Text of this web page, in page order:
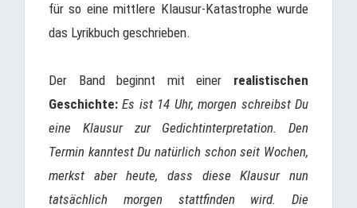
für so eine mittlere Klausur-Katastrophe wurde
das Lyrikbuch geschrieben.
Der Band beginnt mit einer realistischen
Geschichte: Es ist 14 Uhr, morgen schreibst Du
eine Klausur zur Gedichtinterpretation. Den
Termin kanntest Du natürlich schon seit Wochen,
merkst aber heute, dass diese Klausur nun
tatsächlich morgen stattfinden wird. Die